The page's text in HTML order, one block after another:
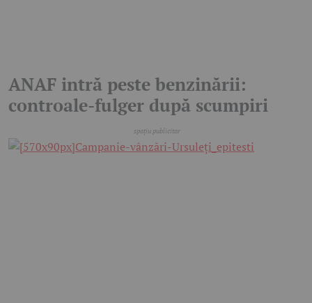
ANAF intră peste benzinării:
controale-fulger după scumpiri